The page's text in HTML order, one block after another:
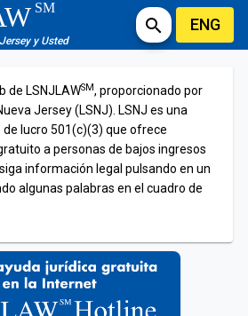
SM
y Usted
search ENG
de LSNJLAWSM, proporcionado por
Jersey (LSNJ). LSNJ es una
lucro 501(c)(3) que ofrece
a personas de bajos ingresos
información legal pulsando en un
algunas palabras en el cuadro de